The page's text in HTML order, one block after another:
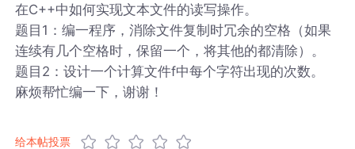
在C++中如何实现文本文件的读写操作。
题目1：编一程序，消除文件复制时冗余的空格（如果
连续有几个空格时，保留一个，将其他的都清除）。
题目2：设计一个计算文件f中每个字符出现的次数。
麻烦帮忙编一下，谢谢！
给本帖投票